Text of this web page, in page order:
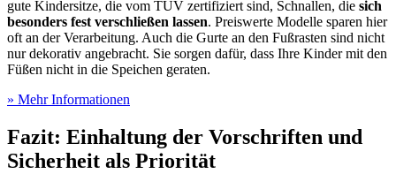
gute Kindersitze, die vom TÜV zertifiziert sind, Schnallen, die sich
besonders fest verschließen lassen. Preiswerte Modelle sparen hier
oft an der Verarbeitung. Auch die Gurte an den Fußrasten sind nicht
nur dekorativ angebracht. Sie sorgen dafür, dass Ihre Kinder mit den
Füßen nicht in die Speichen geraten.
» Mehr Informationen
Fazit: Einhaltung der Vorschriften und
Sicherheit als Priorität